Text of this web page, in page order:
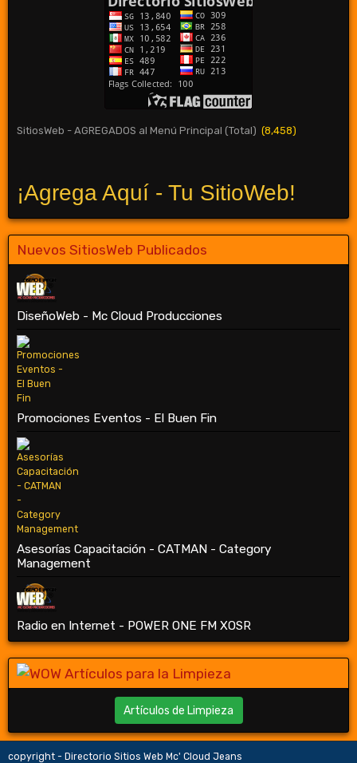
SitiosWeb - AGREGADOS al Menú Principal (Total) (8,458)
¡Agrega Aquí - Tu SitioWeb!
Nuevos SitiosWeb Publicados
DiseñoWeb - Mc Cloud Producciones
Promociones Eventos - El Buen Fin
Asesorías Capacitación - CATMAN - Category
Management
Radio en Internet - POWER ONE FM XOSR
Artículos de Limpieza
copyright - Directorio Sitios Web Mc' Cloud Jeans